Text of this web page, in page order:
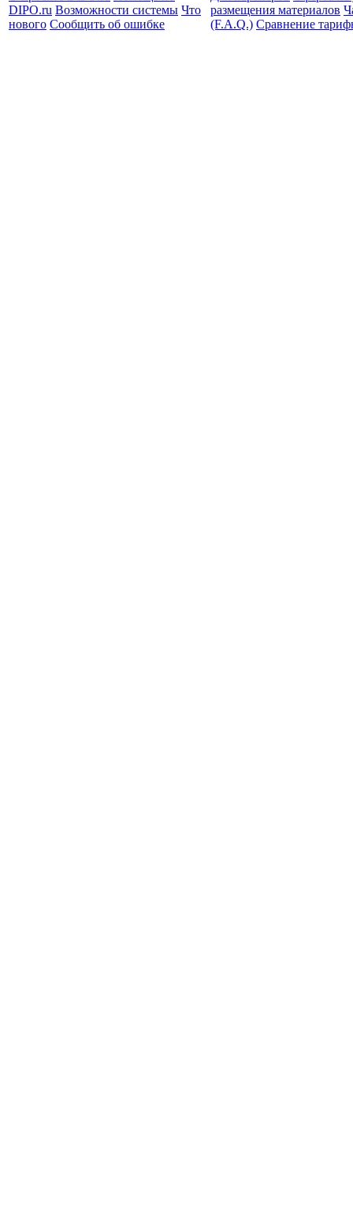
DIPO.ru Возможности системы Что
нового Сообщить об ошибке
размещения материалов
(F.A.Q.) Cравнение